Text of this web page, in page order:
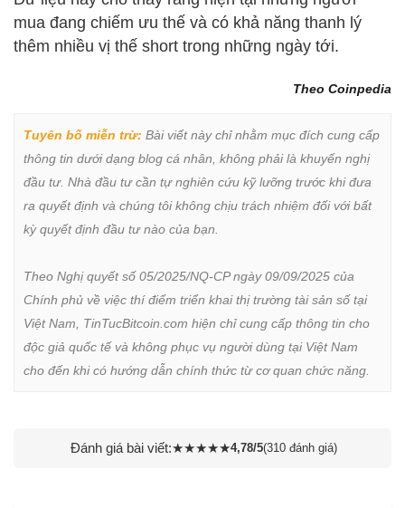
mua đang chiếm ưu thế và có khả năng thanh lý
thêm nhiều vị thế short trong những ngày tới.
Theo Coinpedia
Tuyên bố miễn trừ: Bài viết này chỉ nhằm mục đích cung cấp
thông tin dưới dạng blog cá nhân, không phải là khuyến nghị
đầu tư. Nhà đầu tư cần tự nghiên cứu kỹ lưỡng trước khi đưa
ra quyết định và chúng tôi không chịu trách nhiệm đối với bất
kỳ quyết định đầu tư nào của bạn.
Theo Nghị quyết số 05/2025/NQ-CP ngày 09/09/2025 của
Chính phủ về việc thí điểm triển khai thị trường tài sản số tại
Việt Nam, TinTucBitcoin.com hiện chỉ cung cấp thông tin cho
độc giả quốc tế và không phục vụ người dùng tại Việt Nam
cho đến khi có hướng dẫn chính thức từ cơ quan chức năng.
Đánh giá bài viết:★★★★★4,78/5(310 đánh giá)